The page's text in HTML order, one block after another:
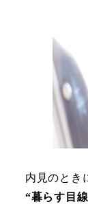
内見のとき
“暮らす目